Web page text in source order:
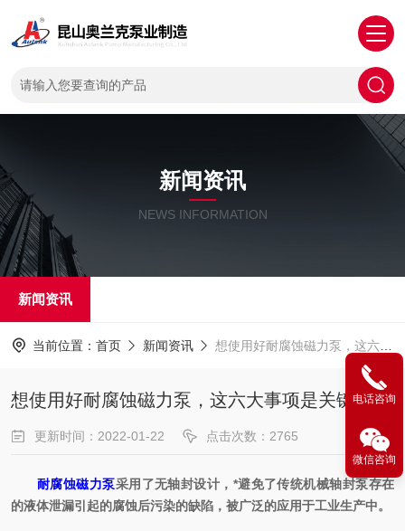
新闻资讯
NEWS INFORMATION
新闻资讯
当前位置： 首页 新闻资讯 想使用好耐腐蚀磁力泵，这六大事项是关键！
想使用好耐腐蚀磁力泵，这六大事项是关键！
更新时间：2022-01-22 点击次数：2765
耐腐蚀磁力泵采用了无轴封设计，*避免了传统机械轴封泵存在
的液体泄漏引起的腐蚀后污染的缺陷，被广泛的应用于工业生产中。
电话咨询
微信咨询